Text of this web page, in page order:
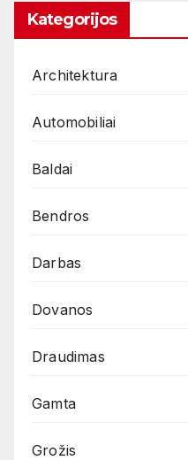
Kategorijos
Architektura
Automobiliai
Baldai
Bendros
Darbas
Dovanos
Draudimas
Gamta
Grožis